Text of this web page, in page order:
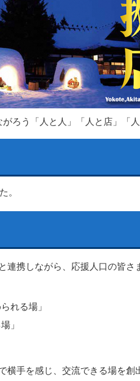
がろう「人と人」「人と店」「
。
連携しながら、応援人口の皆
れる場」
」
横手を感じ、交流できる場を